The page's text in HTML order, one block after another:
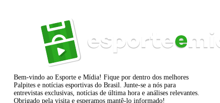
Bem-vindo ao Esporte e Mídia! Fique por dentro dos melhores
Palpites e notícias esportivas do Brasil. Junte-se a nós para
entrevistas exclusivas, notícias de última hora e análises relevantes.
Obrigado pela visita e esperamos mantê-lo informado!